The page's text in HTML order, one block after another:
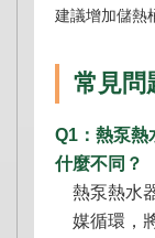
建議增加儲熱
常見問
Q1：熱泵熱
什麼不同？
熱泵熱水
媒循環，